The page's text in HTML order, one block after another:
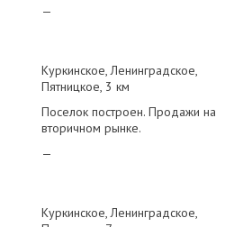
—
Куркинское Ленинградское
Пятницкое 3 км
Поселок построен. Продажи на
вторичном рынке.
—
Куркинское Ленинградское